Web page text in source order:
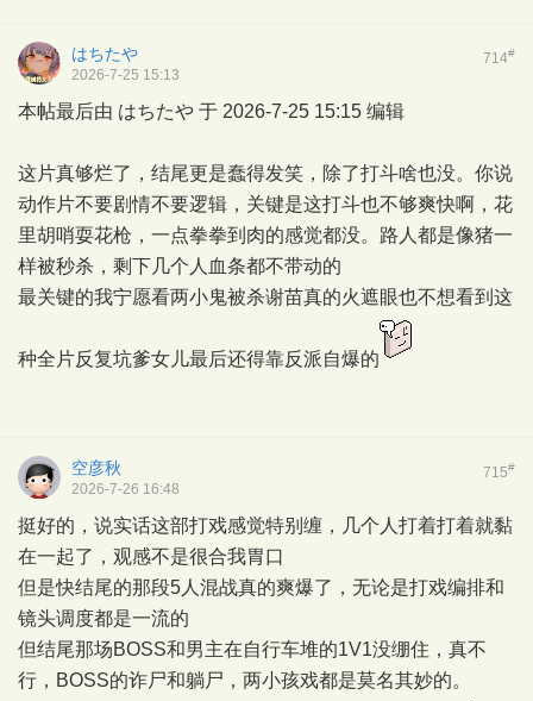
714#
はちたや
2026-7-25 15:13
本帖最后由 はちたや 于 2026-7-25 15:15 编辑
这片真够烂了，结尾更是蠢得发笑，除了打斗啥也没。你说
动作片不要剧情不要逻辑，关键是这打斗也不够爽快啊，花
里胡哨耍花枪，一点拳拳到肉的感觉都没。路人都是像猪一
样被秒杀，剩下几个人血条都不带动的
最关键的我宁愿看两小鬼被杀谢苗真的火遮眼也不想看到这
种全片反复坑爹女儿最后还得靠反派自爆的
715#
空彦秋
2026-7-26 16:48
挺好的，说实话这部打戏感觉特别缠，几个人打着打着就黏
在一起了，观感不是很合我胃口
但是快结尾的那段5人混战真的爽爆了，无论是打戏编排和
镜头调度都是一流的
但结尾那场BOSS和男主在自行车堆的1V1没绷住，真不
行，BOSS的诈尸和躺尸，两小孩戏都是莫名其妙的。